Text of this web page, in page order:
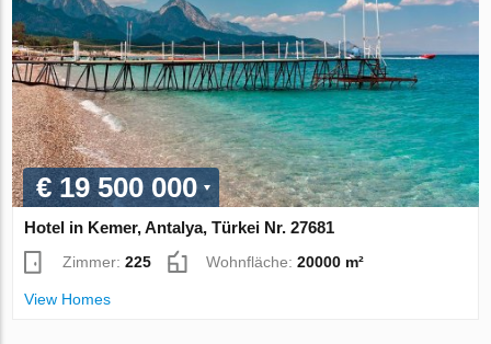
€ 19 500 000
Hotel in Kemer, Antalya, Türkei Nr. 27681
Zimmer:225 Wohnfläche:20000 m²
View Homes